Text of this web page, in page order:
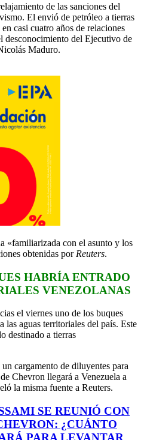
de las sanciones del
El envió de petróleo a tierras
casi cuatro años de relaciones
desconocimiento del Ejecutivo de
Maduro.
«familiarizada con el asunto y los
obtenidas por Reuters.
HABRÍA ENTRADO
VENEZOLANAS
el viernes uno de los buques
las aguas territoriales del país. Este
destinado a tierras
cargamento de diluyentes para
Chevron llegará a Venezuela a
la misma fuente a Reuters.
SE REUNIÓ CON
¿CUÁNTO
PARA LEVANTAR